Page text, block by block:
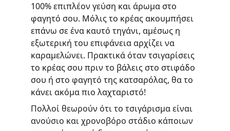
100% επιπλέον γεύση και άρωμα στο
φαγητό σου. Μόλις το κρέας ακουμπήσει
επάνω σε ένα καυτό τηγάνι, αμέσως η
εξωτερική του επιφάνεια αρχίζει να
καραμελώνει. Πρακτικά όταν τσιγαρίσεις
το κρέας σου πριν το βάλεις στο στιφάδο
σου ή στο φαγητό της κατσαρόλας, θα το
κάνει ακόμα πιο λαχταριστό!
Πολλοί θεωρούν ότι το τσιγάρισμα είναι
ανούσιο και χρονοβόρο στάδιο κάποιων